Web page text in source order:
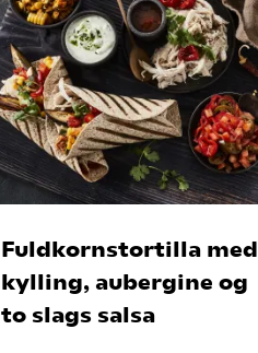
Fuldkornstortilla med
kylling, aubergine og
to slags salsa